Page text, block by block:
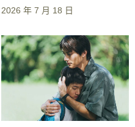
2026 年 7 月 18 日